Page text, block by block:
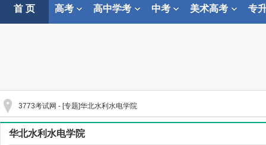
首 页 高考 高中学考 中考 美术高考 专
3773考试网 - [专题]华北水利水电学院
华北水利水电学院